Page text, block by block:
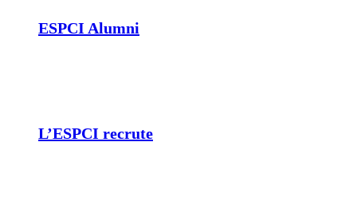
ESPCI Alumni
L’ESPCI recrute